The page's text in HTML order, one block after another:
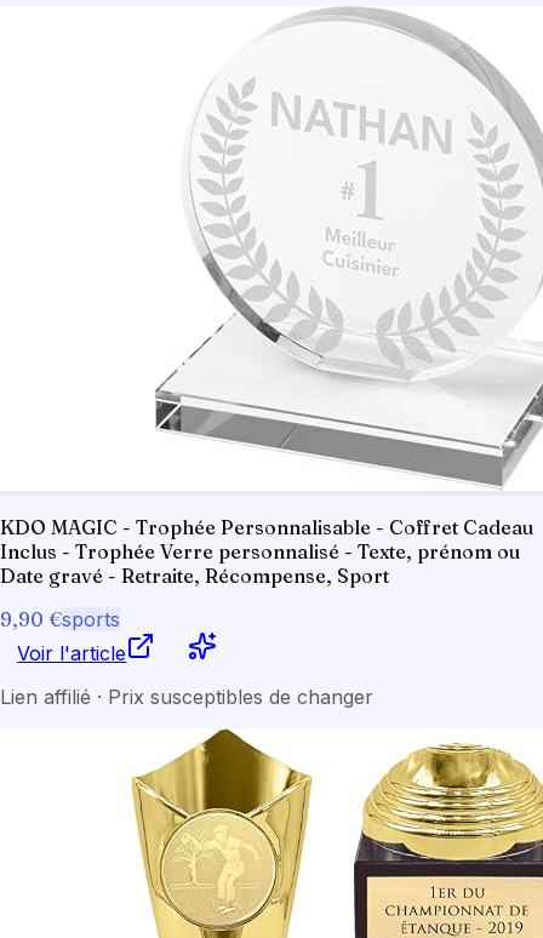
KDO MAGIC - Trophée Personnalisable - Coffret Cadeau
Inclus - Trophée Verre personnalisé - Texte, prénom ou
Date gravé - Retraite, Récompense, Sport
9,90 €sports
Voir l'article
Lien affilié · Prix susceptibles de changer